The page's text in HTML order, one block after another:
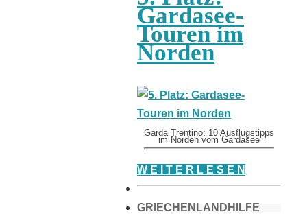
Gardasee-
Touren im
Norden
Garda Trentino: 10 Ausflugstipps
im Norden vom Gardasee
W E I T E R L E S E N
GRIECHENLANDHILFE